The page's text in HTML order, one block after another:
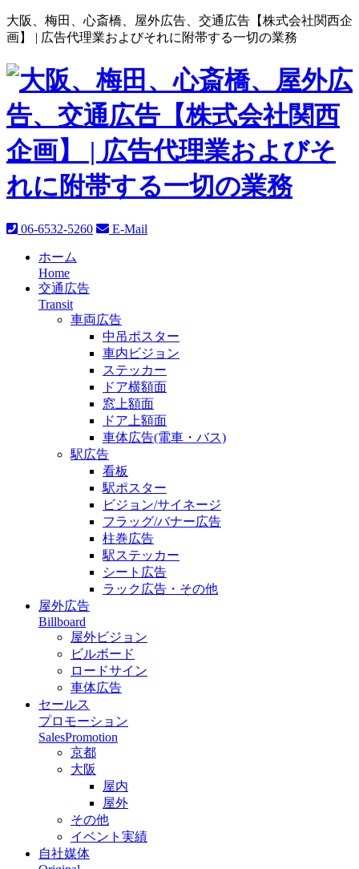
大阪、梅田、心斎橋、屋外広告、交通広告【株式会社関西企
画】 | 広告代理業およびそれに附帯する一切の業務
06-6532-5260 E-Mail
ホーム
Home
交通広告
Transit
車両広告
中吊ポスター
車内ビジョン
ステッカー
ドア横額面
窓上額面
ドア上額面
車体広告(電車・バス)
駅広告
看板
駅ポスター
ビジョン/サイネージ
フラッグ/バナー広告
柱巻広告
駅ステッカー
シート広告
ラック広告・その他
屋外広告
Billboard
屋外ビジョン
ビルボード
ロードサイン
車体広告
セールス
プロモーション
SalesPromotion
京都
大阪
屋内
屋外
その他
イベント実績
自社媒体